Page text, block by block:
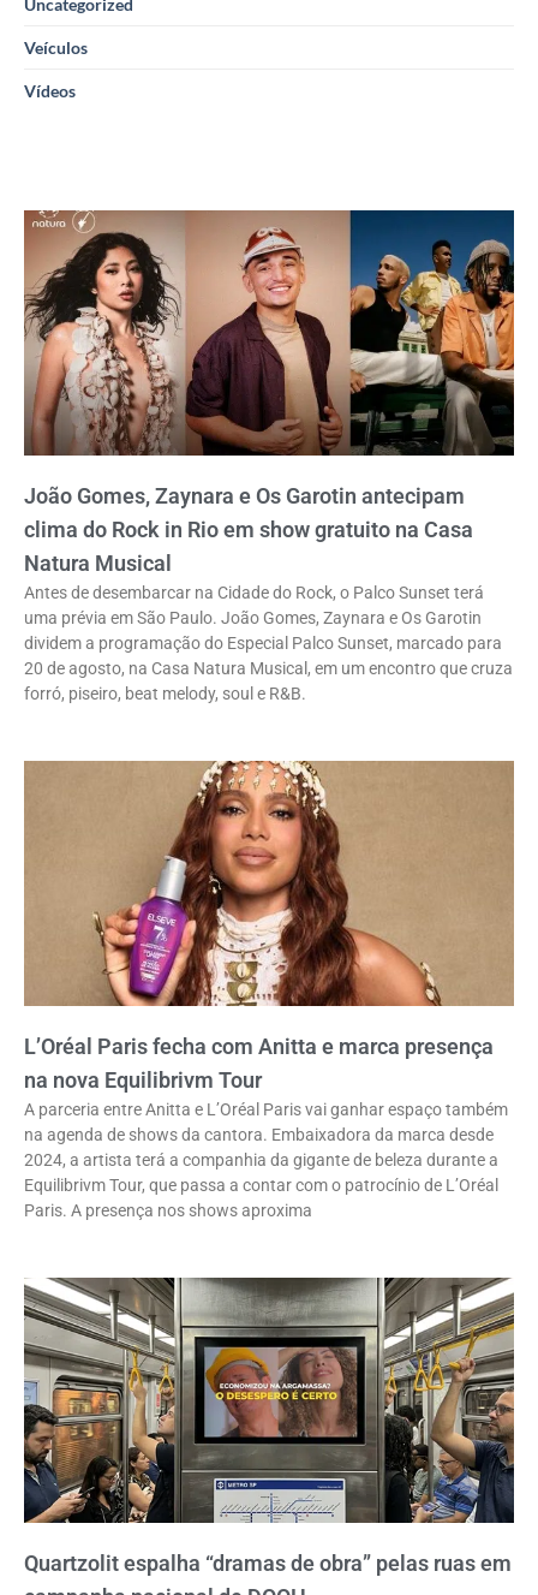
Uncategorized
Veículos
Vídeos
João Gomes, Zaynara e Os Garotin antecipam
clima do Rock in Rio em show gratuito na Casa
Natura Musical
Antes de desembarcar na Cidade do Rock, o Palco Sunset terá
uma prévia em São Paulo. João Gomes, Zaynara e Os Garotin
dividem a programação do Especial Palco Sunset, marcado para
20 de agosto, na Casa Natura Musical, em um encontro que cruza
forró, piseiro, beat melody, soul e R&B.
L’Oréal Paris fecha com Anitta e marca presença
na nova Equilibrivm Tour
A parceria entre Anitta e L’Oréal Paris vai ganhar espaço também
na agenda de shows da cantora. Embaixadora da marca desde
2024, a artista terá a companhia da gigante de beleza durante a
Equilibrivm Tour, que passa a contar com o patrocínio de L’Oréal
Paris. A presença nos shows aproxima
Quartzolit espalha “dramas de obra” pelas ruas em